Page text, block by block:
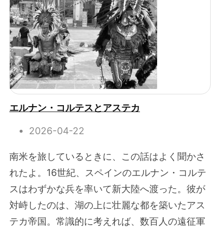
エルナン・コルテスとアステカ
2026-04-22
南米を旅しているときに、この話はよく聞かさ
れたよ。16世紀、スペインのエルナン・コルテ
スはわずかな兵を率いて新大陸へ渡った。彼が
対峙したのは、湖の上に壮麗な都を築いたアス
テカ帝国。常識的に考えれば、数百人の遠征軍